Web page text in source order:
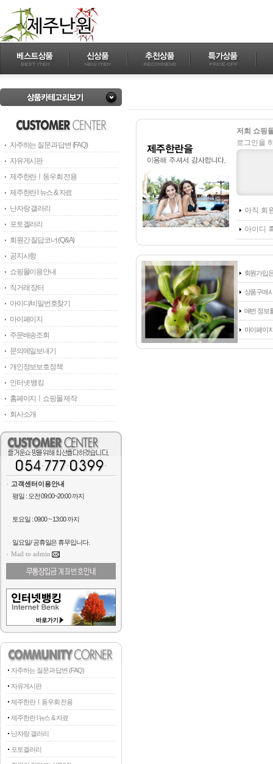
자주하는 질문과 답변 (FAQ)
자유게시판
제주한란ㅣ동우회 전용
제주한란 l 뉴스 & 자료
난자랑 갤러리
포토겔러리
회원간 질답코너 (Q&A)
공지사항
쇼핑몰이용안내
직거래 장터
아이디/비밀번호찾기
마이페이지
주문배송조회
문의메일보내기
개인정보보호정책
인터넷 뱅킹
홈페이지ㅣ쇼핑몰 제작
회사소개
고객센터이용안내
평일 : 오전 09:00~20:00 까지
토요일 : 09:00 ~ 13:00 까지
일요일/ 공휴일은 휴무입니다.
Mail to admin
자주하는 질문과 답변 (FAQ)
자유게시판
제주한란ㅣ동우회 전용
제주한란 l 뉴스 & 자료
난자랑 갤러리
포토겔러리
저희 쇼핑
로그인을
아직 회
아이디
회원가입
상품구매
매번 정보
마이페이